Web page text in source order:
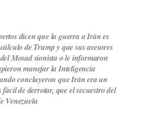
dicen que la guerra a Irán es
de Trump y que sus asesores
Mosad sionista o le informaron
manejar la Inteligencia
concluyeron que Irán era un
fácil de derrotar, que el secuestro del
Venezuela